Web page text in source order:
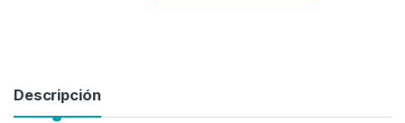
Descripción